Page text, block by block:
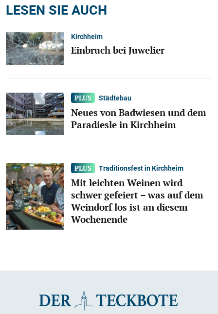
LESEN SIE AUCH
Kirchheim
Einbruch bei Juwelier
Städtebau
Neues von Badwiesen und dem
Paradiesle in Kirchheim
Traditionsfest in Kirchheim
Mit leichten Weinen wird
schwer gefeiert – was auf dem
Weindorf los ist an diesem
Wochenende